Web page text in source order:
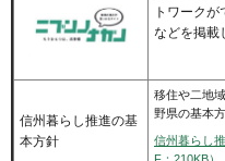
トワーク
などを掲載
信州暮らし推進の基
本方針
移住や二地
野県の基本方
信州暮らし